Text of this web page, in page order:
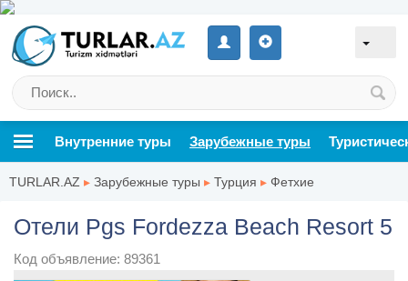
Внутренние туры Зарубежные туры
TURLAR.AZ ▸ Зарубежные туры ▸ Турция ▸ Фетхие
Отели Pgs Fordezza Beach Resort 5
Код объявление: 89361